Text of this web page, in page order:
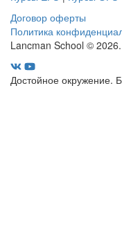
Договор оферты
Политика
Lancman School ©
Достойное окружение.